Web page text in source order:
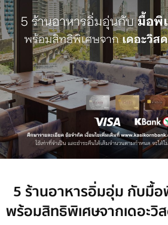
5 ร้านอาหารอิ่มอุ่ม กับมื้อ
พร้อมสิทธิพิเศษจากเดอะวิ